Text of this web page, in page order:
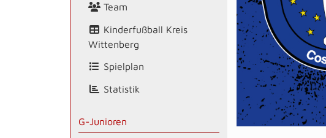
Team
Kinderfußball Kreis
Wittenberg
Spielplan
Statistik
G-Junioren